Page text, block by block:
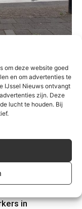
om deze website goed
en om advertenties te
IJssel Nieuws ontvangt
zijn. Deze
lucht te houden. Bij
Raadhuisplein
in